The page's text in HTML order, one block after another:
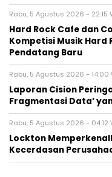
Rabu, 5 Agustus 2026 - 22:15
Hard Rock Cafe dan
Kompetisi Musik Hard
Pendatang Baru
Rabu, 5 Agustus 2026 - 14:00
Laporan Cision
Fragmentasi Data’
Rabu, 5 Agustus 2026 - 04:12
Lockton
Kecerdasan